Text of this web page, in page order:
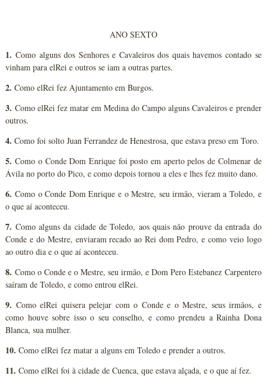
ANO SEXTO
1.Como alguns dos Senhores e Cavaleiros dos quais havemos contado se
vinham para elRei e outros se iam a outras partes.
2. Como elRei fez Ajuntamento em Burgos.
3. Como elRei fez matar em Medina do Campo alguns Cavaleiros e prender
outros.
4. Como foi solto Juan Ferrandez de Henestrosa, que estava preso em Toro.
5. Como o Conde Dom Enrique foi posto em aperto pelos de Colmenar de
Ávila no porto do Pico, e como depois tornou a eles e lhes fez muito dano.
6. Como o Conde Dom Enrique e o Mestre, seu irmão, vieram a Toledo, e
o que aí aconteceu.
7. Como alguns da cidade de Toledo, aos quais não prouve da entrada do
Conde e do Mestre, enviaram recado ao Rei dom Pedro, e como veio logo
ao outro dia e o que aí aconteceu.
8. Como o Conde e o Mestre, seu irmão, e Dom Pero Estebanez Carpentero
saíram de Toledo, e como entrou elRei.
9. Como elRei quisera pelejar com o Conde e o Mestre, seus irmãos, e
como houve sobre isso o seu conselho, e como prendeu a Rainha Dona
Blanca, sua mulher.
10. Como elRei fez matar a alguns em Toledo e prender a outros.
11. Como elRei foi à cidade de Cuenca, que estava alçada, e o que aí fez.